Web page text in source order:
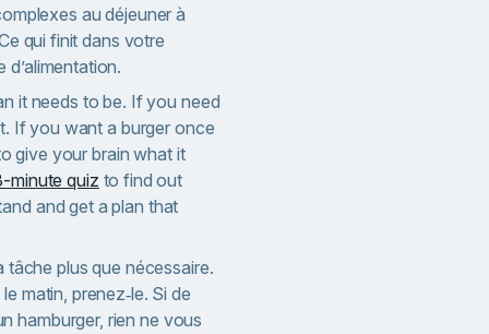
au déjeuner à
qui finit dans votre
it needs to be. If you need
If you want a burger once
give your brain what it
minute quiz to find out
and get a plan that
tâche plus que nécessaire.
matin, prenez‑le. Si de
hamburger, rien ne vous